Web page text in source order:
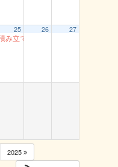
龍鳳閣）
操 船岡
25
み立て貯筋運動（とまり）
26 27
龍鳳閣）
操 船岡
2025